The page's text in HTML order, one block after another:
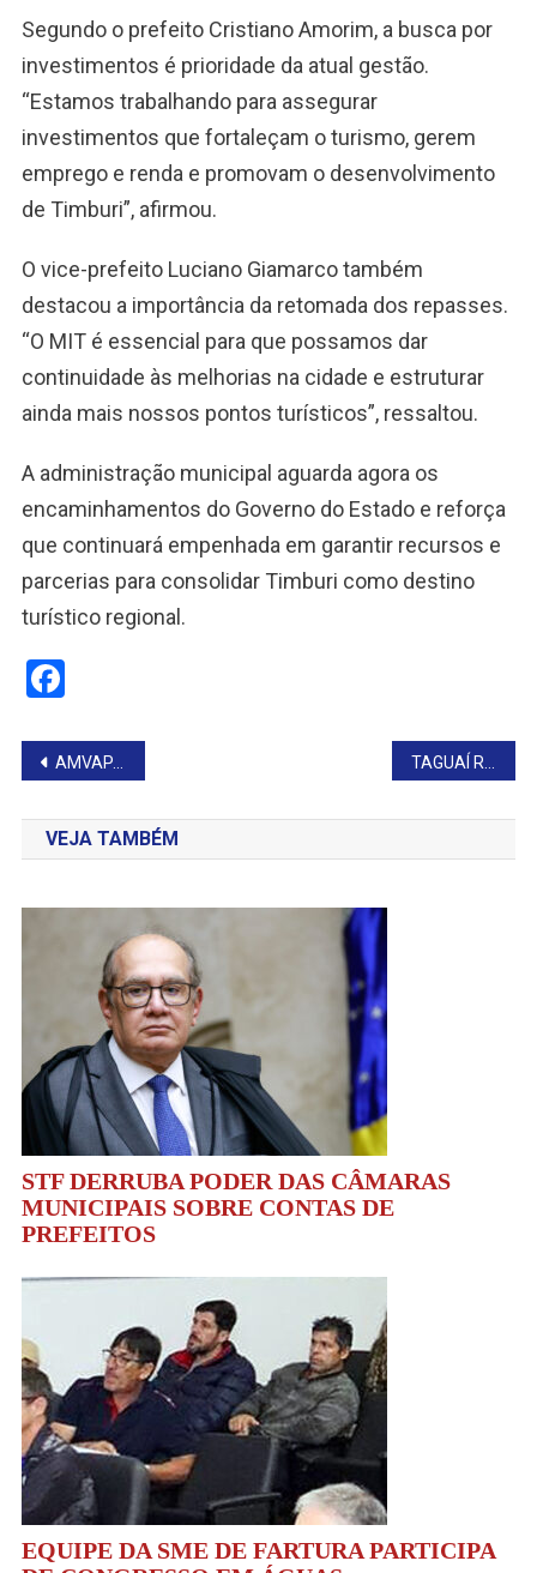
Segundo o prefeito Cristiano Amorim, a busca por
investimentos é prioridade da atual gestão.
“Estamos trabalhando para assegurar
investimentos que fortaleçam o turismo, gerem
emprego e renda e promovam o desenvolvimento
de Timburi”, afirmou.
O vice-prefeito Luciano Giamarco também
destacou a importância da retomada dos repasses.
“O MIT é essencial para que possamos dar
continuidade às melhorias na cidade e estruturar
ainda mais nossos pontos turísticos”, ressaltou.
A administração municipal aguarda agora os
encaminhamentos do Governo do Estado e reforça
que continuará empenhada em garantir recursos e
parcerias para consolidar Timburi como destino
turístico regional.
Facebook
Navegação
de
Post
AMVAPA REALIZA CÂMARAS TÉCNICAS SOBRE SOCIAL E SAÚDE REGIONAL
VEJA TAMBÉM
STF DERRUBA PODER DAS CÂMARAS
MUNICIPAIS SOBRE CONTAS DE
PREFEITOS
EQUIPE DA SME DE FARTURA PARTICIPA